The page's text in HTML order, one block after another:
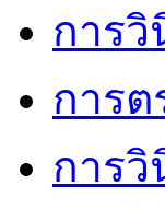
การ
การต
การวิ